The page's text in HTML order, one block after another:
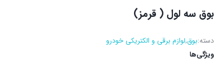
بوق سه لول ( قرمز)
دسته:بوق,لوازم برقی و الکتریکی خودرو
ویژگی‌ها